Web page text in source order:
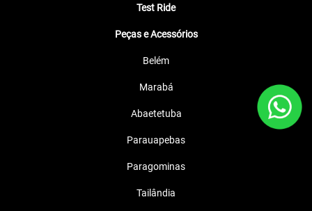
Test Ride
Peças e Acessórios
Belém
Marabá
Abaetetuba
Parauapebas
Paragominas
Tailândia